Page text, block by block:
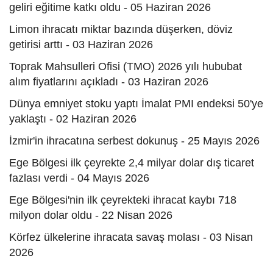
geliri eğitime katkı oldu - 05 Haziran 2026
Limon ihracatı miktar bazında düşerken, döviz
getirisi arttı - 03 Haziran 2026
Toprak Mahsulleri Ofisi (TMO) 2026 yılı hububat
alım fiyatlarını açıkladı - 03 Haziran 2026
Dünya emniyet stoku yaptı İmalat PMI endeksi 50'ye
yaklaştı - 02 Haziran 2026
İzmir'in ihracatına serbest dokunuş - 25 Mayıs 2026
Ege Bölgesi ilk çeyrekte 2,4 milyar dolar dış ticaret
fazlası verdi - 04 Mayıs 2026
Ege Bölgesi'nin ilk çeyrekteki ihracat kaybı 718
milyon dolar oldu - 22 Nisan 2026
Körfez ülkelerine ihracata savaş molası - 03 Nisan
2026